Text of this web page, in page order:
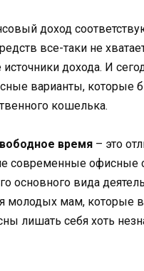
доход
все-таки не
дохода. И
варианты,
кошелька.
время – это
современные офисные
основного вида
молодых мам, которые
лишать себя хоть